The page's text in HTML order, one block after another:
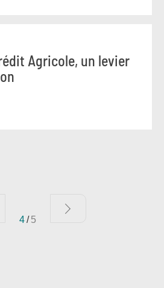
Agricole, un levier
4 / 5